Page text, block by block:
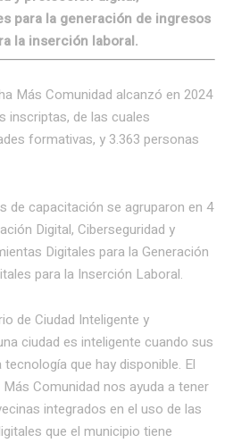
para la generación de ingresos
la inserción laboral.
Más Comunidad alcanzó en 2024
inscriptas, de las cuales
formativas, y 3.363 personas
de capacitación se agruparon en 4
Digital, Ciberseguridad y
Digitales para la Generación
para la Inserción Laboral.
de Ciudad Inteligente y
ciudad es inteligente cuando sus
que hay disponible. El
Comunidad nos ayuda a tener
integrados en el uso de las
que el municipio tiene